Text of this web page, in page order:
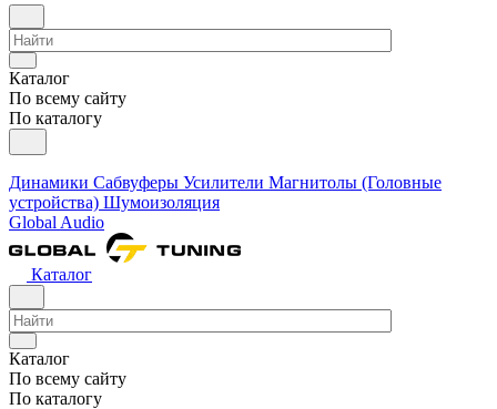
Каталог
По всему сайту
По каталогу
Динамики Сабвуферы Усилители Магнитолы (Головные
устройства) Шумоизоляция
Global Audio
Каталог
Каталог
По всему сайту
По каталогу